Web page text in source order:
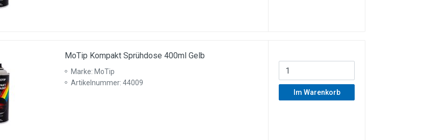
MoTip Kompakt Sprühdose 400ml Gelb
Marke: MoTip
Artikelnummer: 44009
Im Warenkorb